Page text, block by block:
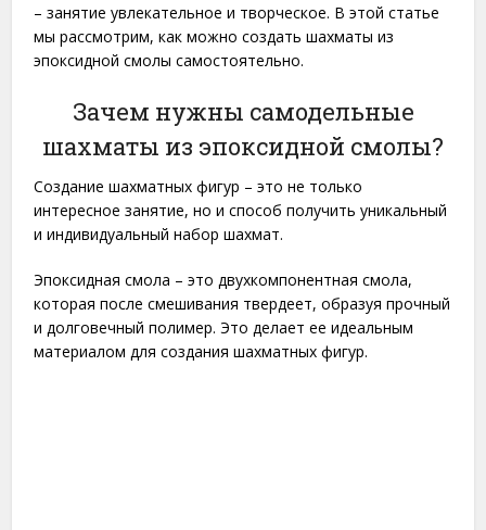
– занятие увлекательное и творческое. В этой статье
мы рассмотрим, как можно создать шахматы из
эпоксидной смолы самостоятельно.
Зачем нужны самодельные
шахматы из эпоксидной смолы?
Создание шахматных фигур – это не только
интересное занятие, но и способ получить уникальный
и индивидуальный набор шахмат.
Эпоксидная смола – это двухкомпонентная смола,
которая после смешивания твердеет, образуя прочный
и долговечный полимер. Это делает ее идеальным
материалом для создания шахматных фигур.